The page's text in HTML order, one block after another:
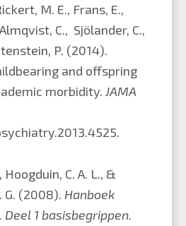
M. E., Frans, E.,
C., Sjölander, C.,
P. (2014).
and offspring
morbidity. JAMA
C. A. L., &
G. (2008). Hanboek
1 basisbegrippen.